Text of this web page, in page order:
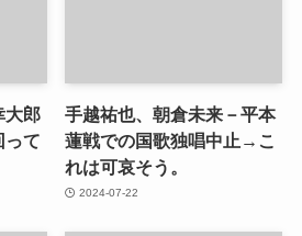
大郎
て
手越祐也、朝倉未来－平本
蓮戦での国歌独唱中止→こ
れは可哀そう。
2024-07-22